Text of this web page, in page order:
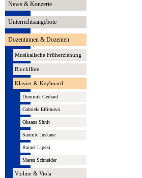
News & Konzerte
Unterrichtsangebote
Dozentinnen & Dozenten
Musikalische Früherziehung
Blockflöte
Klavier & Keyboard
Dominik Gerhard
Gabriela Eftimova
Oksana Shnit
Sarmite Juskane
Rainer Lipski
Maren Schneider
Violine & Viola